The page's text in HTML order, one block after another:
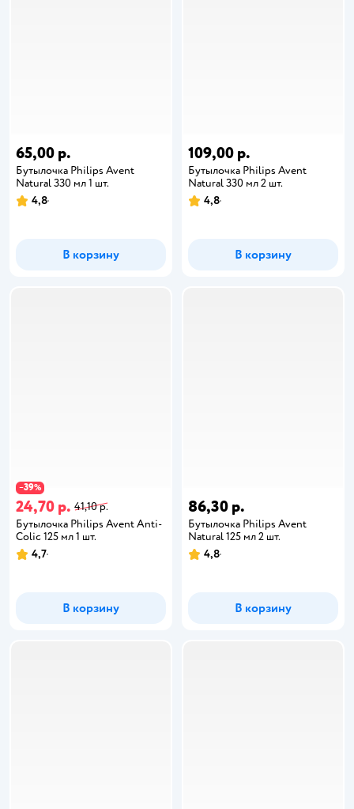
65,00 р.
Бутылочка Philips Avent
Natural 330 мл 1 шт.
4,8
В корзину
109,00 р.
Бутылочка Philips Avent
Natural 330 мл 2 шт.
4,8
В корзину
−39%
24,70 р. 41,10 р.
Бутылочка Philips Avent Anti-
Colic 125 мл 1 шт.
4,7
В корзину
86,30 р.
Бутылочка Philips Avent
Natural 125 мл 2 шт.
4,8
В корзину